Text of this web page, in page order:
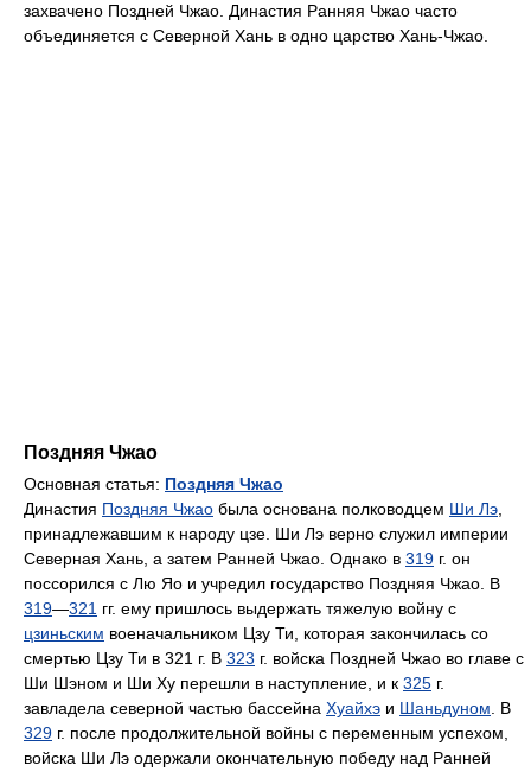
захвачено Поздней Чжао. Династия Ранняя Чжао часто
объединяется с Северной Хань в одно царство Хань-Чжао.
Поздняя Чжао
Основная статья: Поздняя Чжао
Династия Поздняя Чжао была основана полководцем Ши Лэ,
принадлежавшим к народу цзе. Ши Лэ верно служил империи
Северная Хань, а затем Ранней Чжао. Однако в 319 г. он
поссорился с Лю Яо и учредил государство Поздняя Чжао. В
319—321 гг. ему пришлось выдержать тяжелую войну с
цзиньским военачальником Цзу Ти, которая закончилась со
смертью Цзу Ти в 321 г. В 323 г. войска Поздней Чжао во главе с
Ши Шэном и Ши Ху перешли в наступление, и к 325 г.
завладела северной частью бассейна Хуайхэ и Шаньдуном. В
329 г. после продолжительной войны с переменным успехом,
войска Ши Лэ одержали окончательную победу над Ранней